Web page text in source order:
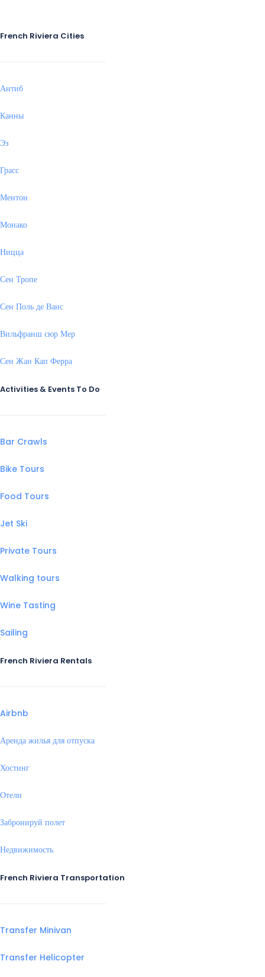
French Riviera Cities
Антиб
Канны
Эз
Грасс
Ментон
Монако
Ницца
Сен Тропе
Сен Поль де Ванс
Вильфранш сюр Мер
Сен Жан Кап Ферра
Activities & Events To Do
Bar Crawls
Bike Tours
Food Tours
Jet Ski
Private Tours
Walking tours
Wine Tasting
Sailing
French Riviera Rentals
Airbnb
Аренда жилья для отпуска
Хостинг
Отели
Забронируй полет
Недвижимость
French Riviera Transportation
Transfer Minivan
Transfer Helicopter